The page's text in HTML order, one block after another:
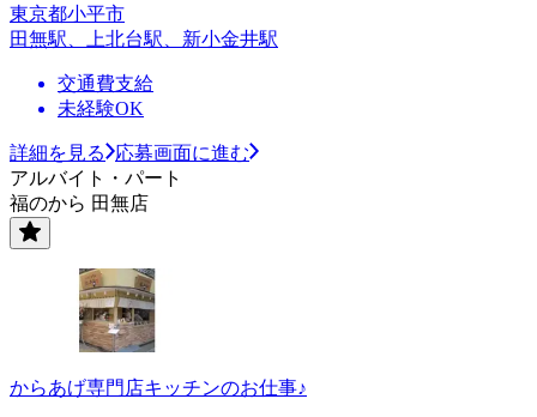
東京都小平市
田無駅、上北台駅、新小金井駅
交通費支給
未経験OK
詳細を見る
応募画面に進む
アルバイト・パート
福のから 田無店
からあげ専門店キッチンのお仕事♪